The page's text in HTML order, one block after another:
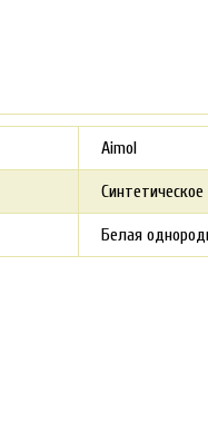
Aimol
Синтетическое
Белая